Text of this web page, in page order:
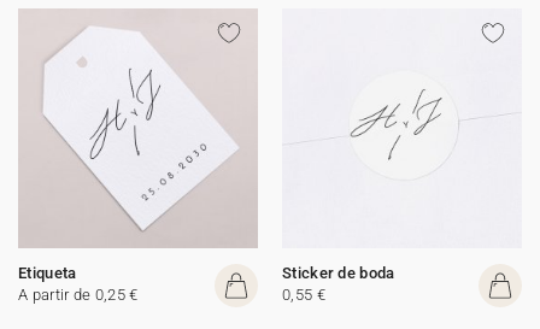
Etiqueta
A partir de 0,25 €
Sticker de boda
0,55 €